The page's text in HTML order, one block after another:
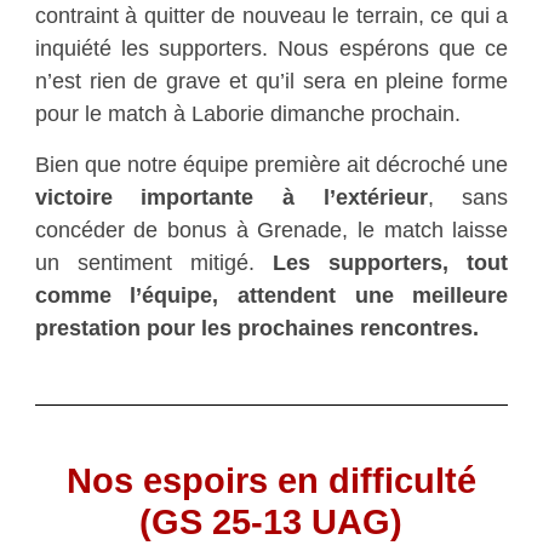
contraint à quitter de nouveau le terrain, ce qui a
inquiété les supporters. Nous espérons que ce
n’est rien de grave et qu’il sera en pleine forme
pour le match à Laborie dimanche prochain.
Bien que notre équipe première ait décroché une
victoire importante à l’extérieur, sans
concéder de bonus à Grenade, le match laisse
un sentiment mitigé. Les supporters, tout
comme l’équipe, attendent une meilleure
prestation pour les prochaines rencontres.
Nos espoirs en difficulté
(GS 25-13 UAG)